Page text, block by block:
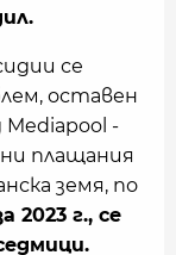
се
оставен
-
плащания
земя, по
2023 г., се